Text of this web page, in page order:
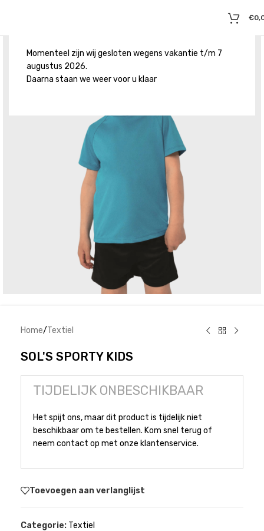
Momenteel zijn wij gesloten wegens vakantie t/m 7
augustus 2026.
Daarna staan we weer voor u klaar
€
Home/Textiel
SOL'S SPORTY KIDS
TIJDELIJK ONBESCHIKBAAR
Het spijt ons, maar dit product is tijdelijk niet
beschikbaar om te bestellen. Kom snel terug of
neem contact op met onze klantenservice.
Toevoegen aan verlanglijst
Categorie: Textiel